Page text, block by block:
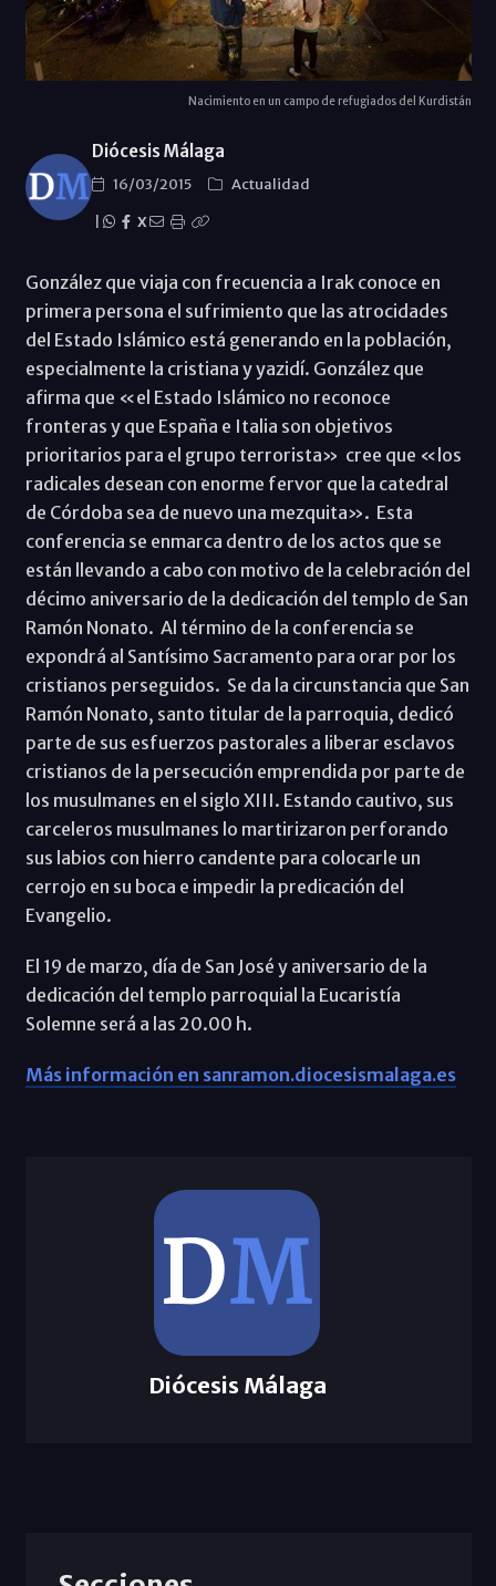
Nacimiento en un campo de refugiados del Kurdistán
Diócesis Málaga
16/03/2015
Actualidad
X
González que viaja con frecuencia a Irak conoce en
primera persona el sufrimiento que las atrocidades
del Estado Islámico está generando en la población,
especialmente la cristiana y yazidí. González que
afirma que «el Estado Islámico no reconoce
fronteras y que España e Italia son objetivos
prioritarios para el grupo terrorista» cree que «los
radicales desean con enorme fervor que la catedral
de Córdoba sea de nuevo una mezquita». Esta
conferencia se enmarca dentro de los actos que se
están llevando a cabo con motivo de la celebración del
décimo aniversario de la dedicación del templo de San
Ramón Nonato. Al término de la conferencia se
expondrá al Santísimo Sacramento para orar por los
cristianos perseguidos. Se da la circunstancia que San
Ramón Nonato, santo titular de la parroquia, dedicó
parte de sus esfuerzos pastorales a liberar esclavos
cristianos de la persecución emprendida por parte de
los musulmanes en el siglo XIII. Estando cautivo, sus
carceleros musulmanes lo martirizaron perforando
sus labios con hierro candente para colocarle un
cerrojo en su boca e impedir la predicación del
Evangelio.
El 19 de marzo, día de San José y aniversario de la
dedicación del templo parroquial la Eucaristía
Solemne será a las 20.00 h.
Más información en sanramon.diocesismalaga.es
Diócesis Málaga